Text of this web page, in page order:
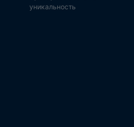
уникальность